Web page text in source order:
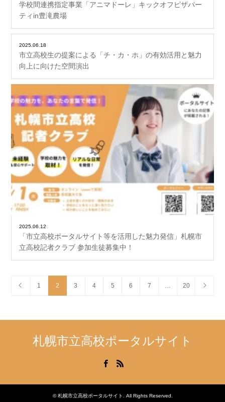
学校間連携指定事業「アニマドーレ」キックオフピザパー
ティin豊滝農場
2025.06.18
市立高校生の提案による「チ・カ・ホ」の有効活用と魅力
向上に向けた空間演出
2025.06.12
「市立高校ポータルサイト等を活用した魅力発信」札幌市
立高校記者クラブ 参加生徒募集中！
1 2 3 4 5 6 7 20
札幌市立高校ポータルサイト
©札幌市立高校ポータルサイト . All Rights Reserved.